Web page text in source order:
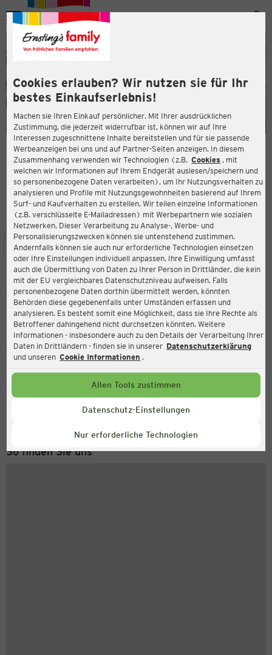
Cookies erlauben? Wir nutzen sie für Ihr
bestes Einkaufserlebnis!
Machen sie Ihren Einkauf persönlicher. Mit Ihrer ausdrücklichen
Zustimmung, die jederzeit widerrufbar ist, können wir auf Ihre
Interessen zugeschnittene Inhalte bereitstellen und für sie passende
Werbeanzeigen bei uns und auf Partner-Seiten anzeigen. In diesem
Zusammenhang verwenden wir Technologien (z.B. Cookies , mit
welchen wir Informationen auf Ihrem Endgerät auslesen/speichern und
so personenbezogene Daten verarbeiten), um Ihr Nutzungsverhalten zu
analysieren und Profile mit Nutzungsgewohnheiten basierend auf Ihrem
Surf- und Kaufverhalten zu erstellen. Wir teilen einzelne Informationen
(z.B. verschlüsselte E-Mailadressen) mit Werbepartnern wie sozialen
Netzwerken. Dieser Verarbeitung zu Analyse-, Werbe- und
Personalisierungszwecken können sie untenstehend zustimmen.
Andernfalls können sie auch nur erforderliche Technologien einsetzen
oder Ihre Einstellungen individuell anpassen. Ihre Einwilligung umfasst
auch die Übermittlung von Daten zu Ihrer Person in Drittländer, die kein
mit der EU vergleichbares Datenschutzniveau aufweisen. Falls
personenbezogene Daten dorthin übermittelt werden, könnten
Behörden diese gegebenenfalls unter Umständen erfassen und
analysieren. Es besteht somit eine Möglichkeit, dass sie Ihre Rechte als
Betroffener dahingehend nicht durchsetzen könnten. Weitere
Informationen - insbesondere auch zu den Details der Verarbeitung Ihrer
Daten in Drittländern - finden sie in unserer Datenschutzerklärung
und unseren Cookie Informationen .
Allen Tools zustimmen
Datenschutz-Einstellungen
Nur erforderliche Technologien
Menü
ERNSTING'S FAMILY FILIALE
Schmiedestr. 17
24376 Kappeln
3,3
Bewertung:
STANDORT SERVICES SORTIMENT AKTIONEN
Ernsting's family
Schmiedestr. 17, 24376 Kappeln
Aktuell:
Geschlossen
Service Hotline
+43 (0) 1 2675 502
So finden Sie uns